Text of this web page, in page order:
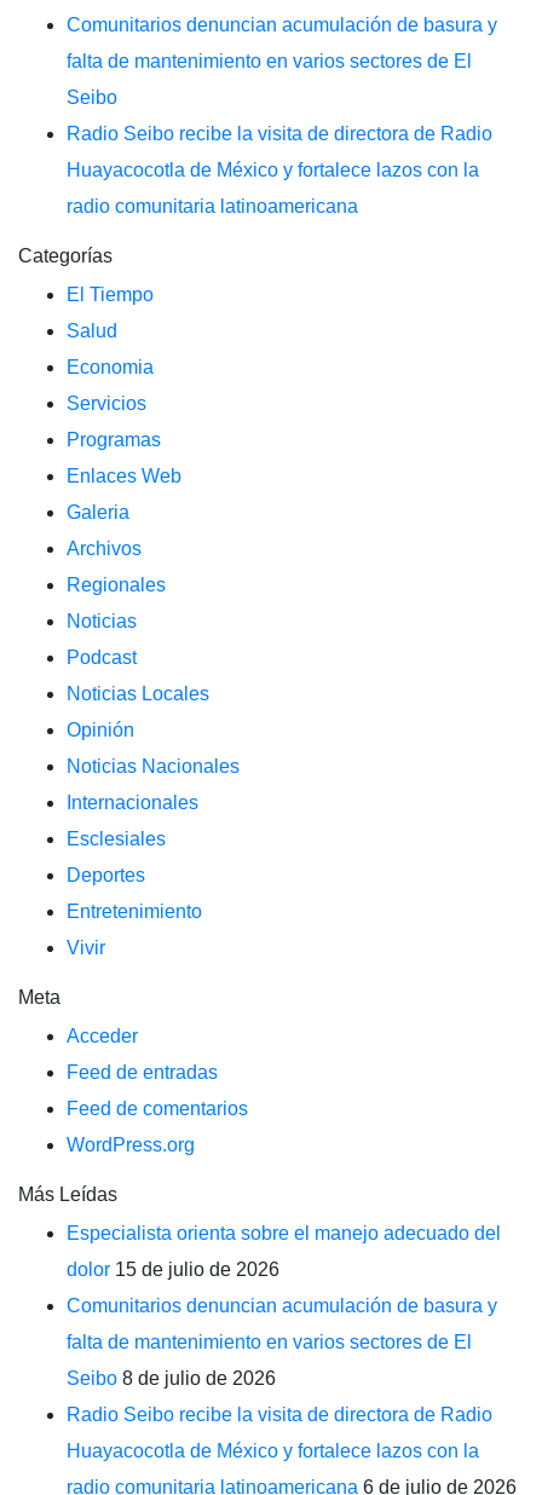
Comunitarios denuncian acumulación de basura y
falta de mantenimiento en varios sectores de El
Seibo
Radio Seibo recibe la visita de directora de Radio
Huayacocotla de México y fortalece lazos con la
radio comunitaria latinoamericana
Categorías
El Tiempo
Salud
Economia
Servicios
Programas
Enlaces Web
Galeria
Archivos
Regionales
Noticias
Podcast
Noticias Locales
Opinión
Noticias Nacionales
Internacionales
Esclesiales
Deportes
Entretenimiento
Vivir
Meta
Acceder
Feed de entradas
Feed de comentarios
WordPress.org
Más Leídas
Especialista orienta sobre el manejo adecuado del
dolor 15 de julio de 2026
Comunitarios denuncian acumulación de basura y
falta de mantenimiento en varios sectores de El
Seibo 8 de julio de 2026
Radio Seibo recibe la visita de directora de Radio
Huayacocotla de México y fortalece lazos con la
radio comunitaria latinoamericana 6 de julio de 2026